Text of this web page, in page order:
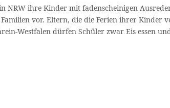
NRW ihre Kinder mit fadenscheinigen
vor. Eltern, die die Ferien ihrer
Westfalen dürfen Schüler zwar Eis essen